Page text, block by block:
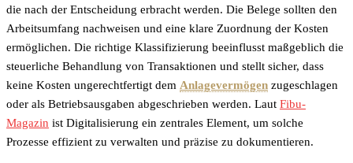
die nach der Entscheidung erbracht werden. Die Belege sollten den
Arbeitsumfang nachweisen und eine klare Zuordnung der Kosten
ermöglichen. Die richtige Klassifizierung beeinflusst maßgeblich die
steuerliche Behandlung von Transaktionen und stellt sicher, dass
keine Kosten ungerechtfertigt dem Anlagevermögen zugeschlagen
oder als Betriebsausgaben abgeschrieben werden. Laut Fibu-
Magazin ist Digitalisierung ein zentrales Element, um solche
Prozesse effizient zu verwalten und präzise zu dokumentieren.